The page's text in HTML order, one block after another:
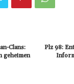
Clans:
geheimen
Plz 98: